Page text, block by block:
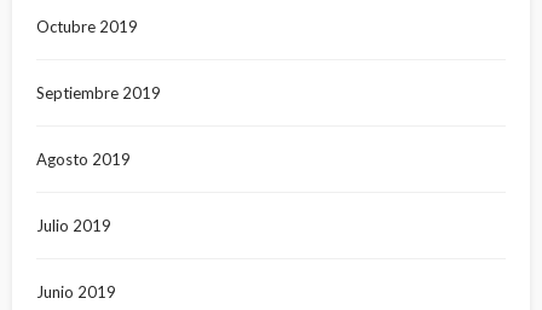
Octubre 2019
Septiembre 2019
Agosto 2019
Julio 2019
Junio 2019